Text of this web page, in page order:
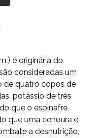
é originária do
consideradas um
de quatro copos de
potássio de três
que o espinafre,
que uma cenoura e
a desnutrição,